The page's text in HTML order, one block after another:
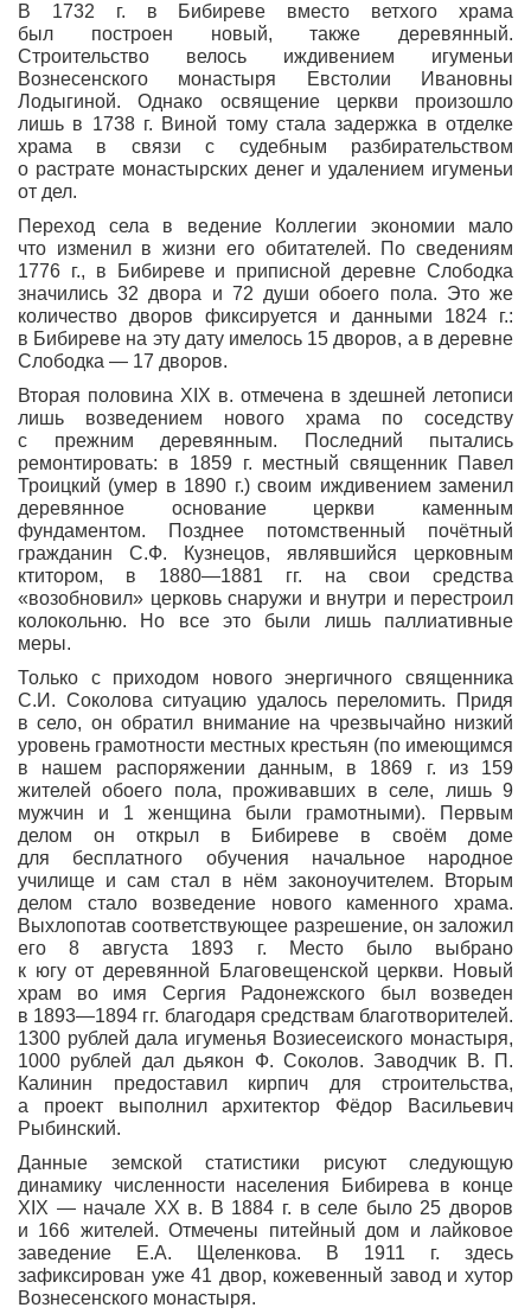
В 1732 г. в Бибиреве вместо ветхого храма
был построен новый, также деревянный.
Строительство велось иждивением игуменьи
Вознесенского монастыря Евстолии Ивановны
Лодыгиной. Однако освящение церкви произошло
лишь в 1738 г. Виной тому стала задержка в отделке
храма в связи с судебным разбирательством
о растрате монастырских денег и удалением игуменьи
от дел.
Переход села в ведение Коллегии экономии мало
что изменил в жизни его обитателей. По сведениям
1776 г., в Бибиреве и приписной деревне Слободка
значились 32 двора и 72 души обоего пола. Это же
количество дворов фиксируется и данными 1824 г.:
в Бибиреве на эту дату имелось 15 дворов, а в деревне
Слободка — 17 дворов.
Вторая половина XIX в. отмечена в здешней летописи
лишь возведением нового храма по соседству
с прежним деревянным. Последний пытались
ремонтировать: в 1859 г. местный священник Павел
Троицкий (умер в 1890 г.) своим иждивением заменил
деревянное основание церкви каменным
фундаментом. Позднее потомственный почётный
гражданин С.Ф. Кузнецов, являвшийся церковным
ктитором, в 1880—1881 гг. на свои средства
«возобновил» церковь снаружи и внутри и перестроил
колокольню. Но все это были лишь паллиативные
меры.
Только с приходом нового энергичного священника
С.И. Соколова ситуацию удалось переломить. Придя
в село, он обратил внимание на чрезвычайно низкий
уровень грамотности местных крестьян (по имеющимся
в нашем распоряжении данным, в 1869 г. из 159
жителей обоего пола, проживавших в селе, лишь 9
мужчин и 1 женщина были грамотными). Первым
делом он открыл в Бибиреве в своём доме
для бесплатного обучения начальное народное
училище и сам стал в нём законоучителем. Вторым
делом стало возведение нового каменного храма.
Выхлопотав соответствующее разрешение, он заложил
его 8 августа 1893 г. Место было выбрано
к югу от деревянной Благовещенской церкви. Новый
храм во имя Сергия Радонежского был возведен
в 1893—1894 гг. благодаря средствам благотворителей.
1300 рублей дала игуменья Возиесеиского монастыря,
1000 рублей дал дьякон Ф. Соколов. Заводчик В. П.
Калинин предоставил кирпич для строительства,
а проект выполнил архитектор Фёдор Васильевич
Рыбинский.
Данные земской статистики рисуют следующую
динамику численности населения Бибирева в конце
XIX — начале XX в. В 1884 г. в селе было 25 дворов
и 166 жителей. Отмечены питейный дом и лайковое
заведение Е.А. Щеленкова. В 1911 г. здесь
зафиксирован уже 41 двор, кожевенный завод и хутор
Вознесенского монастыря.